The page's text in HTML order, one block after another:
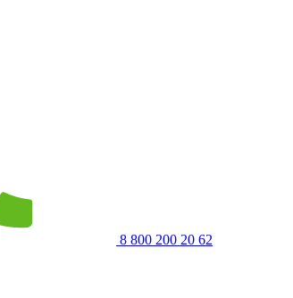
8 800 200 20 62